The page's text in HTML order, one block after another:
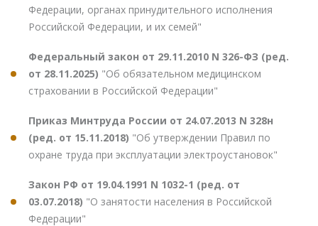
Федерации, органах принудительного исполнения
Российской Федерации, и их семей"
Федеральный закон от 29.11.2010 N 326-ФЗ (ред.
от 28.11.2025) "Об обязательном медицинском
страховании в Российской Федерации"
Приказ Минтруда России от 24.07.2013 N 328н
(ред. от 15.11.2018) "Об утверждении Правил по
охране труда при эксплуатации электроустановок"
Закон РФ от 19.04.1991 N 1032-1 (ред. от
03.07.2018) "О занятости населения в Российской
Федерации"